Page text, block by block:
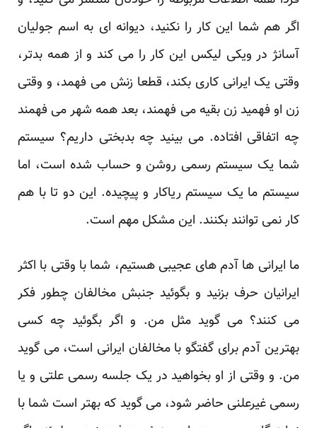
اگر هم شما این کار را نکنید، دیوانه ای به اسم جولیان
آسانژ در ویکی لیکس این کار را می کند و از همه بدتر،
وقتی یک ایرانی کاری بکند، قطعا زنش می فهمد، و وقتی
زن او فهمید زن بقیه می فهمند، بعد همه شهر می فهمند
چه اتفاقی افتاده. می بینید چه بدبختی داریم؟ سیستم
شما یک سیستم رسمی روشن و حساب شده است، اما
سیستم ما یک سیستم ریاکار و پیچیده. این دو تا با هم
کار نمی توانند بکنند. این مشکل مهم است.
ما ایرانی ها آدم های عجیبی هستیم، شما با وقتی با اکثر
ایرانیان حرف بزنید و بگوئید جنبش مخالفان چطور فکر
می کنند؟ می گوید مثل من. و اگر بگوئید چه کسی
بهترین آدم برای گفتگو با مخالفان ایرانی است، می گوید
من. و وقتی از او بخواهید در یک جلسه رسمی علتی و یا
رسمی غیرعلنی حاضر شود، می گوید که بهتر است شما با